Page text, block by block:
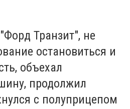
Транзит", не
остановиться и
объехал
продолжил
с полуприцепом